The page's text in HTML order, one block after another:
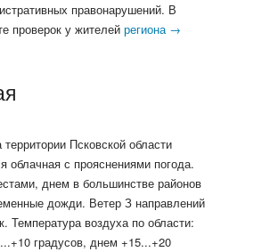
правонарушений. В
проверок у жителей региона →
Псковской области
облачная с прояснениями погода.
днем в большинстве районов
дожди. Ветер З направлений
Температура воздуха по области:
градусов, днем +15...+20